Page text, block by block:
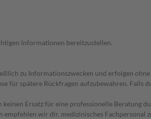
Informationen bereitzustellen.
zu Informationszwecken und erfolgen
für spätere Rückfragen aufzubewahren.
Ersatz für eine professionelle Beratung
wir dir, medizinisches Fachpersonal